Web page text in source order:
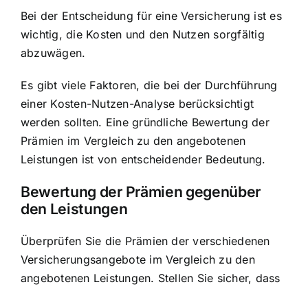
Bei der Entscheidung für eine Versicherung ist es
wichtig, die Kosten und den Nutzen sorgfältig
abzuwägen.
Es gibt viele Faktoren, die bei der Durchführung
einer Kosten-Nutzen-Analyse berücksichtigt
werden sollten. Eine gründliche Bewertung der
Prämien im Vergleich zu den angebotenen
Leistungen ist von entscheidender Bedeutung.
Bewertung der Prämien gegenüber
den Leistungen
Überprüfen Sie die Prämien der verschiedenen
Versicherungsangebote im Vergleich zu den
angebotenen Leistungen. Stellen Sie sicher, dass